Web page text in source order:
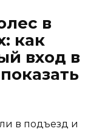
в
как
вход в
в подъезд и